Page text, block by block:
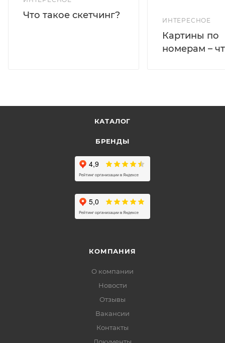
Что такое скетчинг?
ИНТЕРЕСНОЕ
Картины по
номерам –
КАТАЛОГ
БРЕНДЫ
КОМПАНИЯ
О компании
Новости
Отзывы
Вакансии
Контакты